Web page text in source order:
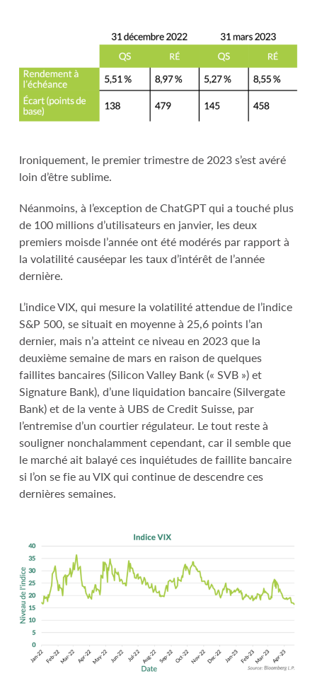
Ironiquement, le premier trimestre de 2023 s’est avéré
loin d’être sublime.
Néanmoins, à l’exception de ChatGPT qui a touché plus
de 100 millions d’utilisateurs en janvier, les deux
premiers moisde l’année ont été modérés par rapport à
la volatilité causéepar les taux d’intérêt de l’année
dernière.
L’indice VIX, qui mesure la volatilité attendue de l’indice
S&P 500, se situait en moyenne à 25,6 points l’an
dernier, mais n’a atteint ce niveau en 2023 que la
deuxième semaine de mars en raison de quelques
faillites bancaires (Silicon Valley Bank (« SVB ») et
Signature Bank), d’une liquidation bancaire (Silvergate
Bank) et de la vente à UBS de Credit Suisse, par
l’entremise d’un courtier régulateur. Le tout reste à
souligner nonchalamment cependant, car il semble que
le marché ait balayé ces inquiétudes de faillite bancaire
si l’on se fie au VIX qui continue de descendre ces
dernières semaines.